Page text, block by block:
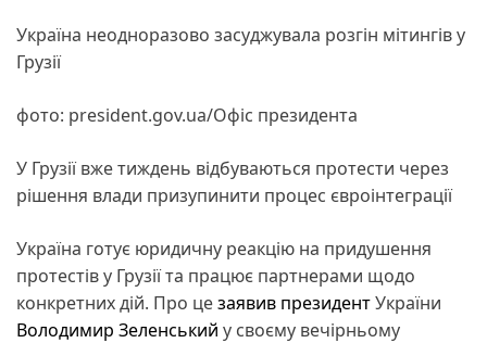
Україна неодноразово засуджувала розгін мітингів у
Грузії
фото: president.gov.ua/Офіс президента
У Грузії вже тиждень відбуваються протести через
рішення влади призупинити процес євроінтеграції
Україна готує юридичну реакцію на придушення
протестів у Грузії та працює партнерами щодо
конкретних дій. Про цезаявив президентУкраїни
Володимир Зеленський у своєму вечірньому